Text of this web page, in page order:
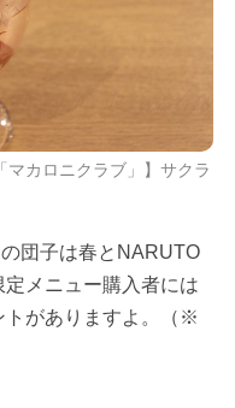
マカロニクラブ」】サクラ
団子は春とNARUTO
メニュー購入者には
トがありますよ。（※